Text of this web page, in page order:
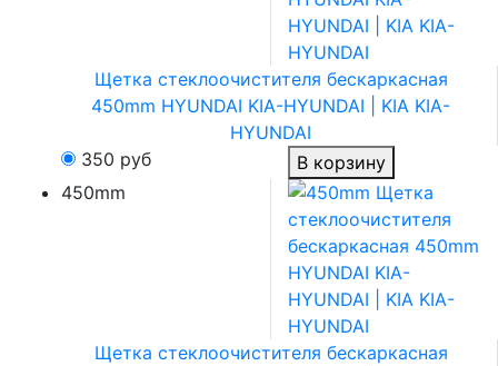
Щетка стеклоочистителя бескаркасная
450mm HYUNDAI KIA-HYUNDAI | KIA KIA-
HYUNDAI
350 руб
В корзину
450mm
Щетка стеклоочистителя бескаркасная